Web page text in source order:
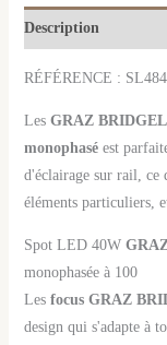
Description
RÉFÉRENCE :
Les GRAZ
monophaséest
d'éclairage sur rail, ce
éléments particuliers,
Spot LED 40W
monophasée à 100
Les focus GRAZ
design qui s'adapte à